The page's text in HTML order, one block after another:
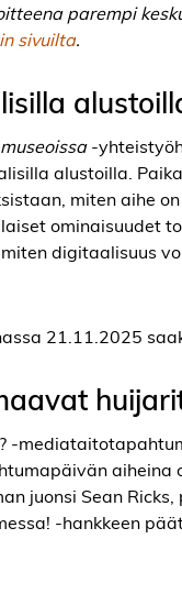
parempi
sivuilta.
-
alustoilla.
miten aihe
ominaisuudet
digitaalisuus
21.11.2025
-
aiheina
juonsi Sean
-hankkeen